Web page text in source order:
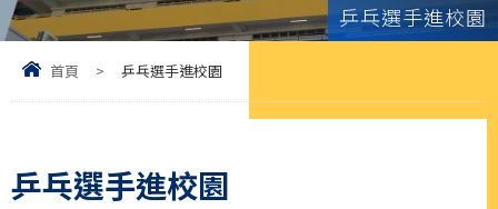
乒乓選手進校園
首頁 > 乒乓選手進校園
乒乓選手進校園